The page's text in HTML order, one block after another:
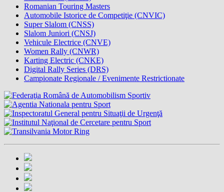
Romanian Touring Masters
Automobile Istorice de Competiţie (CNVIC)
Super Slalom (CNSS)
Slalom Juniori (CNSJ)
Vehicule Electrice (CNVE)
Women Rally (CNWR)
Karting Electric (CNKE)
Digital Rally Series (DRS)
Campionate Regionale / Evenimente Restrictionate